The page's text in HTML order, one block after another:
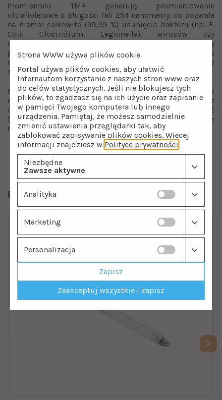
Promienniki TMA generują promieniowanie
ultrafioletowe o długości fali 254 nanometry, co pozwala
na niemal całkowite (99,99 %) usunięcie bakterii (np. E.
Coli, Clostridium, Legionella), wirusów czy
mikroorganizmów z dezynfekowanej wody. Należy
pamiętać, aby promiennik UV V120 był wymieniany co
roku. Dodatkowo każde włączenie i wyłączenie żarnika UV
skraca jego żywotność.
Montaż i demontaż promienników w sterylizatorach UV
nie wymaga używania skomplikowanego
oprzyrządowania. Można je bez problemu zmontować
(zdemontować) ręcznie bez żadnych specjalnych
narzędzi.
Polecamy również
Strona WWW używa plików cookie
Portal używa plików cookies, aby ułatwić
Internautom korzystanie z naszych stron www oraz
do celów statystycznych. Jeśli nie blokujesz tych
plików, to zgadzasz się na ich użycie oraz zapisanie
w pamięci Twojego komputera lub innego
urządzenia. Pamiętaj, że możesz samodzielnie
zmienić ustawienia przeglądarki tak, aby
zablokować zapisywanie plików cookies. Więcej
informacji znajdziesz w Polityce prywatności
Niezbędne
Zawsze aktywne
Analityka
Marketing
Personalizacja
Zapisz
Zaakceptuj wszystkie i zapisz